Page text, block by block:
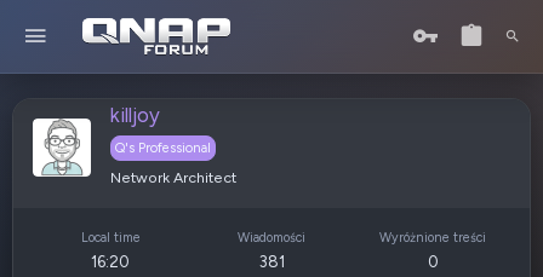
killjoy
Q's Professional
Network Architect
Local time
16:20
Wiadomości
381
Wyróżnione treści
0